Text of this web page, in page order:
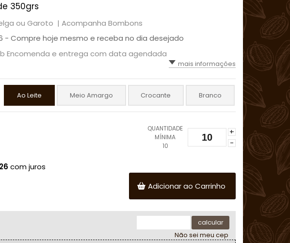
350grs
ou Garoto | Acompanha Bombons
- Compre hoje mesmo e receba no dia desejado
Encomenda e entrega com data agendada
mais informações
Ao Leite Meio Amargo Crocante Branco
com juros
QUANTIDADE
MÍNIMA
10
+
-
Adicionar ao Carrinho
calcular
Não sei meu cep